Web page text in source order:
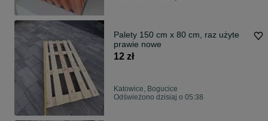
Palety 150 cm x 80 cm, raz użyte
prawie nowe
12 zł
Katowice, Bogucice
Odświeżono dzisiaj o 05:38